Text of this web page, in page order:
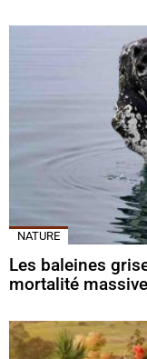
NATURE
Les baleines
mortalité